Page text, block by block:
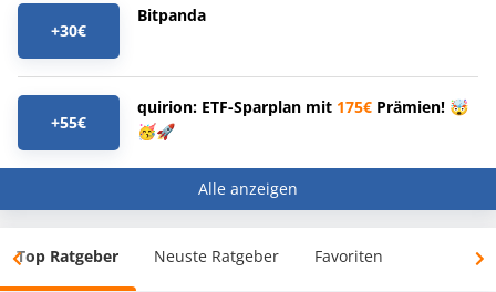
+30€
Bitpanda
+55€
quirion: ETF-Sparplan mit 175€ Prämien! 🤯
🥳🚀
Alle anzeigen
Top Ratgeber Neuste Ratgeber Favoriten